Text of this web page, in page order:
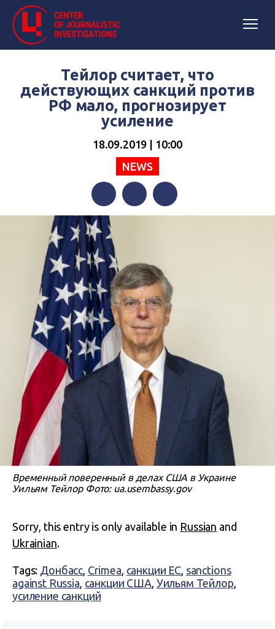
Тейлор считает, что
действующих санкций против
РФ мало, прогнозирует
усиление
18.09.2019 | 10:00
NEWS
FacebookTwitterTelegram
Временный поверенный в делах США в Украине
Уильям Тейлор Фото: ua.usembassy.gov
Sorry, this entry is only available in Russian and
Ukrainian.
Tags: Донбасс, Crimea, санкции ЕС, sanctions
against Russia, санкции США, Уильям Тейлор,
усиление санкций